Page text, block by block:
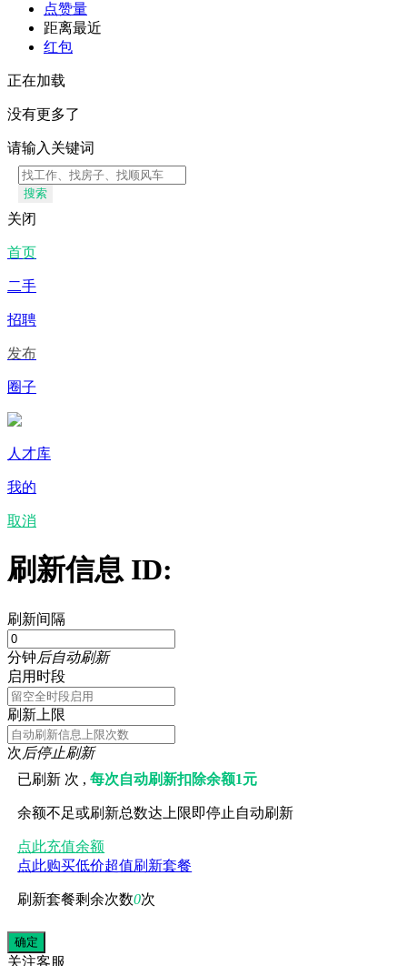
点赞量
距离最近
红包
正在加载
没有更多了
请输入关键词
搜索
关闭
首页
二手
招聘
发布
圈子
人才库
我的
取消
刷新信息 ID:
刷新间隔
分钟后自动刷新
启用时段
刷新上限
次后停止刷新
已刷新 次 ,每次自动刷新扣除余额1元
余额不足或刷新总数达上限即停止自动刷新
点此充值余额
点此购买低价超值刷新套餐
刷新套餐剩余次数0次
关注客服